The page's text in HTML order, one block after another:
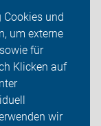
und
um externe
für
Klicken auf
wir